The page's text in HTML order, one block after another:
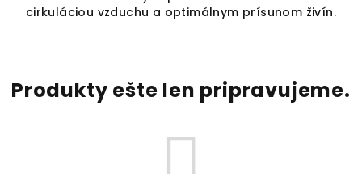
cirkuláciou vzduchu a optimálnym prísunom živín.
Produkty ešte len pripravujeme.